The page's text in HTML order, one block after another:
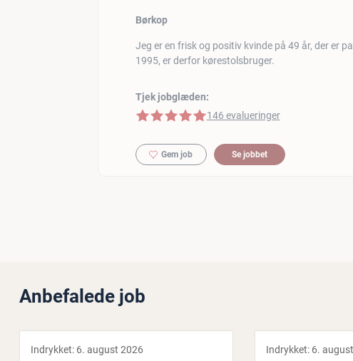
Børkop
Jeg er en frisk og positiv kvinde på 49 år, der er
1995, er derfor kørestolsbruger.
Tjek jobglæden:
5 af 5 stjerner
146 evalueringer
Gem job Se jobbet
Anbefalede job
Indrykket: 6. august 2026 Indrykket: 6.